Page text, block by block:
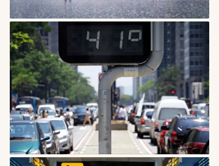
БЛОГИ
Дощ у подорожі: як урятувати день без
хаотичної зміни планів
09/08/2026